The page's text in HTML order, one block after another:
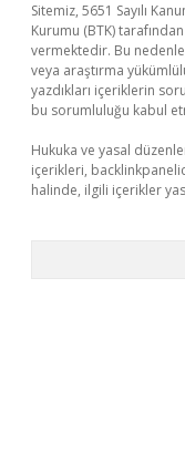
Sitemiz, 5651 Sayılı
Kurumu (BTK)
vermektedir. Bu
veya araştırma
yazdıkları içeriklerin
bu sorumluluğu kabul
Hukuka ve yasal
içerikleri,
halinde, ilgili içerikler